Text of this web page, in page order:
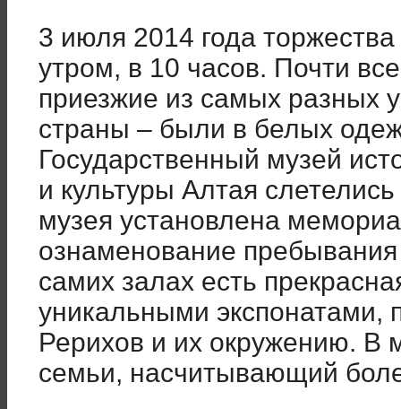
3 июля 2014 года
утром, в 10 часов. Почти
приезжие из самых разных
страны – были в белых
Государственный музей
и культуры Алтая
музея установлена
ознаменование
самих залах есть
уникальными экспонатами,
Рерихов и их окружению. В
семьи, насчитывающий